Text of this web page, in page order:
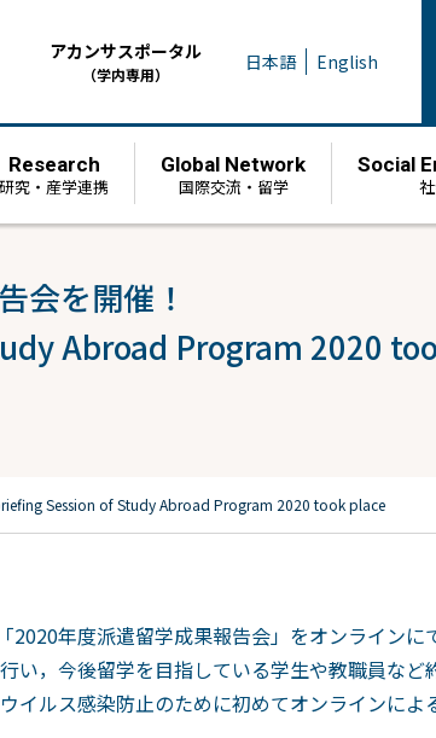
アカンサスポータル
（学内専用） 日本語 English
Research
研究・産学連携
Global Network
国際交流・留学
Social
会を開催！
Abroad Program 2020
Session of Study Abroad Program 2020 took place
2020年度派遣留学成果報告会」をオンライン
い，今後留学を目指している学生や教職員な
イルス感染防止のために初めてオンラインによ